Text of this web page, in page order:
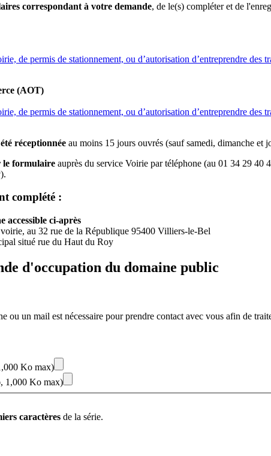
correspondant à votre demande, de le(s) compléter et de
de permis de stationnement, ou d’autorisation d’entreprendre des
(AOT)
de permis de stationnement, ou d’autorisation d’entreprendre des
réceptionnée au moins 15 jours ouvrés (sauf samedi, dimanche et
le formulaire auprès du service Voirie par téléphone (au 01 34 29
complété :
accessible ci-après
au 32 rue de la République 95400 Villiers-le-Bel
situé rue du Haut du Roy
d'occupation du domaine public
ou un mail est nécessaire pour prendre contact avec vous afin de
Ko max)
1,000 Ko max)
caractères de la série.